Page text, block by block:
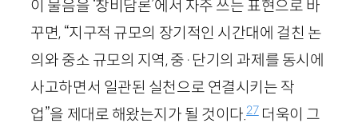
이 물음을 ‘창비담론’에서 자주 쓰는 표현으로 바
꾸면, “지구적 규모의 장기적인 시간대에 걸친 논
의와 중소 규모의 지역, 중·단기의 과제를 동시에
사고하면서 일관된 실천으로 연결시키는 작
업”을 제대로 해왔는지가 될 것이다.27더욱이 그